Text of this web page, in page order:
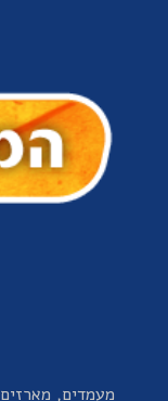
מעמדים